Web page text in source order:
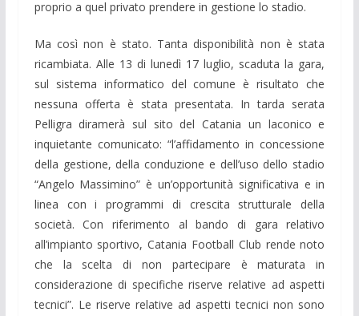
proprio a quel privato prendere in gestione lo stadio.
Ma così non è stato. Tanta disponibilità non è stata
ricambiata. Alle 13 di lunedì 17 luglio, scaduta la gara,
sul sistema informatico del comune è risultato che
nessuna offerta è stata presentata. In tarda serata
Pelligra diramerà sul sito del Catania un laconico e
inquietante comunicato: “l’affidamento in concessione
della gestione, della conduzione e dell’uso dello stadio
“Angelo Massimino” è un’opportunità significativa e in
linea con i programmi di crescita strutturale della
società. Con riferimento al bando di gara relativo
all’impianto sportivo, Catania Football Club rende noto
che la scelta di non partecipare è maturata in
considerazione di specifiche riserve relative ad aspetti
tecnici”. Le riserve relative ad aspetti tecnici non sono